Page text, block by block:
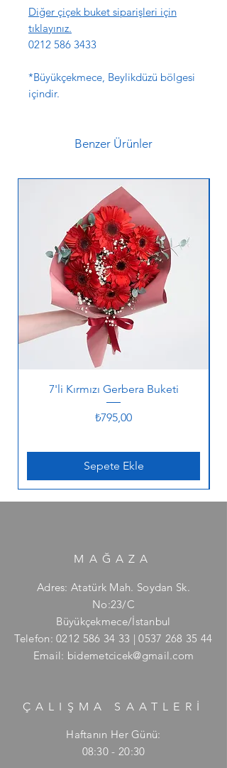
Diğer çiçek buket siparişleri için
tıklayınız.
0212 586 3433
*Büyükçekmece, Beylikdüzü bölgesi
içindir.
Benzer Ürünler
7'li Kırmızı Gerbera Buketi
Fiyat
₺795,00
Sepete Ekle
MAĞAZA
Adres: Atatürk Mah. Soydan Sk.
No:23/C
Büyükçekmece/İstanbul
Telefon:0212 586 34 33 |0537 268 35 44
Email: bidemetcicek@gmail.com
ÇALIŞMA SAATLERİ
Haftanın Her Günü:
08:30 - 20:30